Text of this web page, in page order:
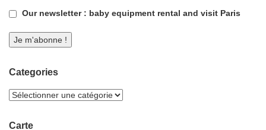
Our newsletter : baby equipment rental and visit Paris
Categories
Carte